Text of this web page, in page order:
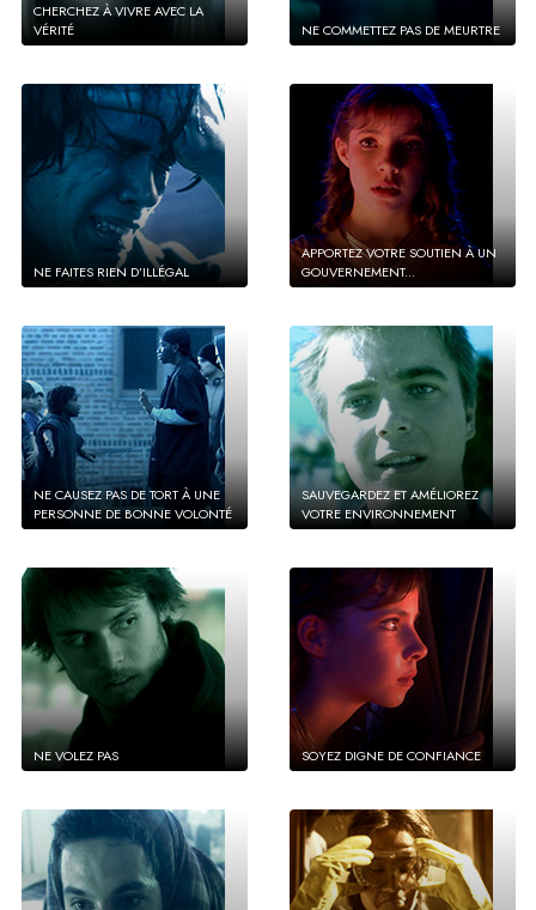
CHERCHEZ À VIVRE AVEC LA
VÉRITÉ
NE COMMETTEZ PAS DE MEURTRE
NE FAITES RIEN D’ILLÉGAL
APPORTEZ VOTRE SOUTIEN À UN
GOUVERNEMENT...
NE CAUSEZ PAS DE TORT À UNE
PERSONNE DE BONNE VOLONTÉ
SAUVEGARDEZ ET AMÉLIOREZ
VOTRE ENVIRONNEMENT
NE VOLEZ PAS SOYEZ DIGNE DE CONFIANCE